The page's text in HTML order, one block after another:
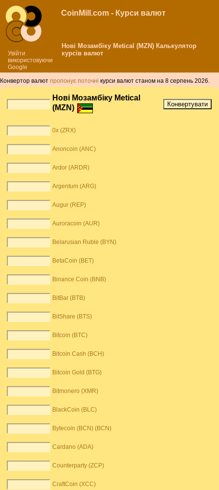
Увійти
використовуючи
Google
CoinMill.com - Курси валют
Нові Мозамбіку Metical (MZN) Калькулятор
курсів валют
Конвертор валют пропонує поточні курси валют станом на 8 серпень 2026.
Нові Мозамбіку Metical
(MZN)
0x (ZRX)
Anoncoin (ANC)
Ardor (ARDR)
Argentum (ARG)
Augur (REP)
Auroracoin (AUR)
Belarusian Ruble (BYN)
BetaCoin (BET)
Binance Coin (BNB)
BitBar (BTB)
BitShare (BTS)
Bitcoin (BTC)
Bitcoin Cash (BCH)
Bitcoin Gold (BTG)
Bitmonero (XMR)
BlackCoin (BLC)
Bytecoin (BCN) (BCN)
Cardano (ADA)
Counterparty (ZCP)
CraftCoin (XCC)